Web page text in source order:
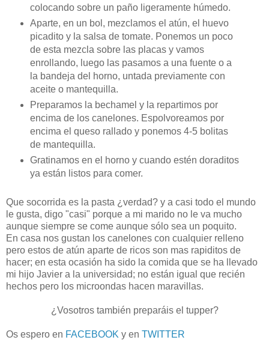
colocando sobre un paño ligeramente húmedo.
Aparte, en un bol, mezclamos el atún, el huevo
picadito y la salsa de tomate. Ponemos un poco
de esta mezcla sobre las placas y vamos
enrollando, luego las pasamos a una fuente o a
la bandeja del horno, untada previamente con
aceite o mantequilla.
Preparamos la bechamel y la repartimos por
encima de los canelones. Espolvoreamos por
encima el queso rallado y ponemos 4-5 bolitas
de mantequilla.
Gratinamos en el horno y cuando estén doraditos
ya están listos para comer.
Que socorrida es la pasta ¿verdad? y a casi todo el mundo
le gusta, digo "casi" porque a mi marido no le va mucho
aunque siempre se come aunque sólo sea un poquito.
En casa nos gustan los canelones con cualquier relleno
pero estos de atún aparte de ricos son mas rapiditos de
hacer; en esta ocasión ha sido la comida que se ha llevado
mi hijo Javier a la universidad; no están igual que recién
hechos pero los microondas hacen maravillas.
¿Vosotros también preparáis el tupper?
Os espero en FACEBOOK y en TWITTER